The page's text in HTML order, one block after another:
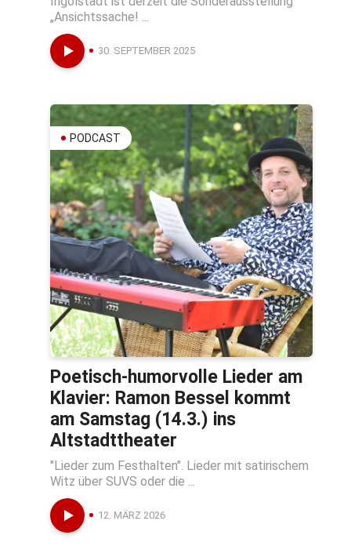
„Ansichtssache! ...
30. SEPTEMBER 2025
PODCAST
Poetisch-humorvolle Lieder am
Klavier: Ramon Bessel kommt
am Samstag (14.3.) ins
Altstadttheater
"Lieder zum Festhalten". Lieder mit satirischem
Witz über SUVS oder die ...
12. MÄRZ 2026